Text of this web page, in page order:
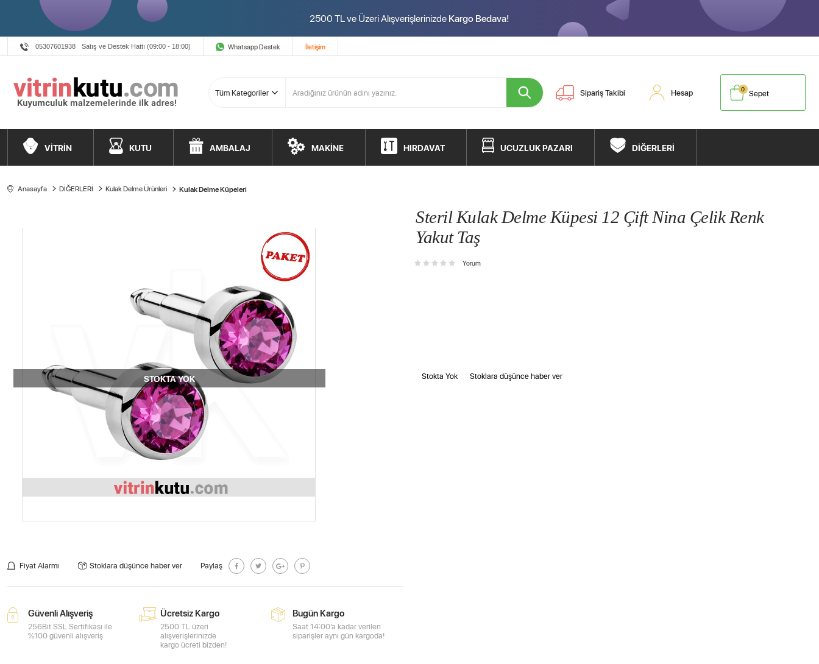
2500 TL ve Üzeri AlışverişlerinizdeKargo Bedava!
05307601938 Satış ve Destek Hattı (09:00 - 18:00) Whatsapp Destek İletişim
Sipariş Takibi Hesap Sepet
0
VİTRİN KUTU AMBALAJ MAKİNE HIRDAVAT UCUZLUK PAZARI DİĞERLERİ
Anasayfa DİĞERLERİ Kulak Delme Ürünleri Kulak Delme Küpeleri
STOKTA YOK
Fiyat Alarmı Stoklara düşünce haber ver Paylaş
Güvenli Alışveriş
256Bit SSL Sertifikası ile
%100 güvenli alışveriş.
Ücretsiz Kargo
2500 TL üzeri
alışverişlerinizde
kargo ücreti bizden!
Bugün Kargo
Saat 14:00’a kadar verilen
siparişler aynı gün kargoda!
Steril Kulak Delme Küpesi 12 Çift Nina Çelik Renk
Yakut Taş
Yorum
Stokta Yok Stoklara düşünce haber ver